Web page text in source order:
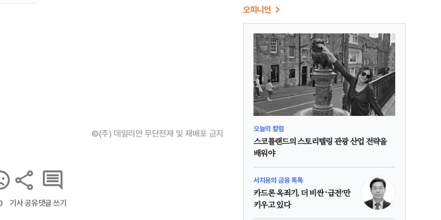
©(주) 데일리안 무단전재 및 재배포 금지
기사 공유댓글 쓰기
오피니언
오늘의 칼럼
스코틀랜드의 스토리텔링 관광 산업 전략을
배워야
서지용의 금융 톡톡
카드론 옥죄기, 더 비싼 ‘급전’만
키우고 있다